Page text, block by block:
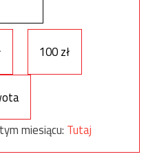
100 zł
miesiącu: Tutaj